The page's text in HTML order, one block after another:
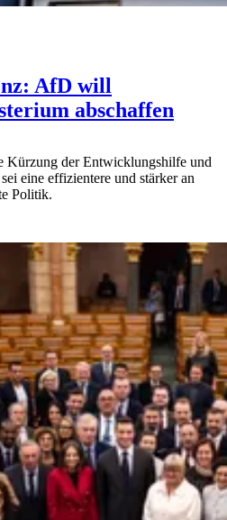
AfD will
abschaffen
Kürzung der Entwicklungshilfe und
eine effizientere und stärker an
Politik.